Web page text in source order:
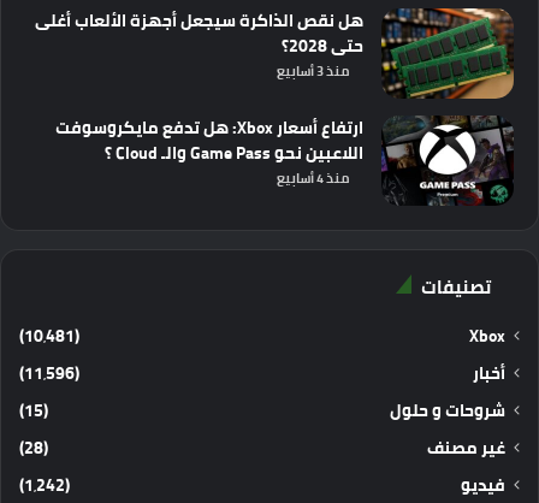
هل نقص الذاكرة سيجعل أجهزة الألعاب أغلى
حتى 2028؟
منذ 3 أسابيع
ارتفاع أسعار Xbox: هل تدفع مايكروسوفت
اللاعبين نحو Game Pass والـ Cloud ؟
منذ 4 أسابيع
تصنيفات
Xbox
(10٬481)
أخبار
(11٬596)
شروحات و حلول
(15)
غير مصنف
(28)
فيديو
(1٬242)